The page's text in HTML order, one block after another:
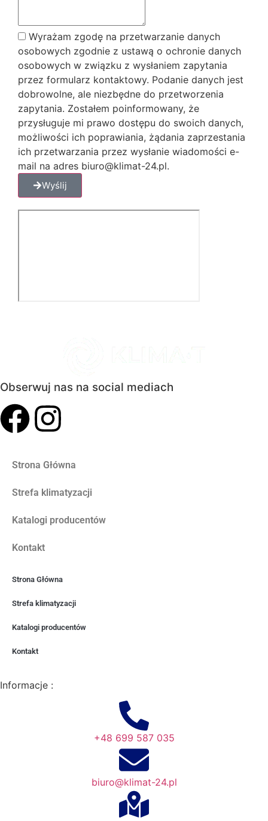
Wyrażam zgodę na przetwarzanie danych
osobowych zgodnie z ustawą o ochronie danych
osobowych w związku z wysłaniem zapytania
przez formularz kontaktowy. Podanie danych jest
dobrowolne, ale niezbędne do przetworzenia
zapytania. Zostałem poinformowany, że
przysługuje mi prawo dostępu do swoich danych,
możliwości ich poprawiania, żądania zaprzestania
ich przetwarzania przez wysłanie wiadomości e-
mail na adres biuro@klimat-24.pl.
Wyślij
Obserwuj nas na social mediach
Strona Główna
Strefa klimatyzacji
Katalogi producentów
Kontakt
Strona Główna
Strefa klimatyzacji
Katalogi producentów
Kontakt
Informacje :
+48 699 587 035
biuro@klimat-24.pl